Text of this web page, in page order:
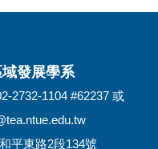
發展學系
2732-1104 #62237 或
平東路2段134號